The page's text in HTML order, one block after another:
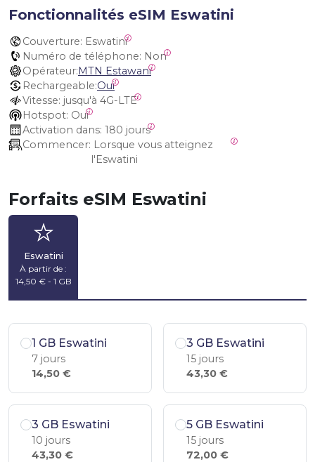
Fonctionnalités eSIM Eswatini
Couverture: Eswatini
Numéro de téléphone: Non
Opérateur:MTN Estawani
Rechargeable:Oui
Vitesse: jusqu'à 4G-LTE
Hotspot: Oui
Activation dans: 180 jours
Commencer:
l'Eswatini
Forfaits eSIM Eswatini
Eswatini
À partir de :
14,50 € - 1 GB
1 GB Eswatini
7 jours
14,50 €
3 GB Eswatini
15 jours
43,30 €
3 GB Eswatini
10 jours
43,30 €
5 GB Eswatini
15 jours
72,00 €